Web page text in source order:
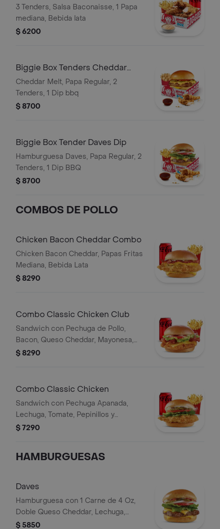
3 Tenders, Salsa Baconaisse, 1 Papa
mediana, Bebida lata
$ 6200
Biggie Box Tenders Cheddar
Melt
Cheddar Melt, Papa Regular, 2
Tenders, 1 Dip bbq
$ 8700
Biggie Box Tender Daves Dip
Hamburguesa Daves, Papa Regular, 2
Tenders, 1 Dip BBQ
$ 8700
COMBOS DE POLLO
Chicken Bacon Cheddar Combo
Chicken Bacon Cheddar, Papas Fritas
Mediana, Bebida Lata
$ 8290
Combo Classic Chicken Club
Sandwich con Pechuga de Pollo,
Bacon, Queso Cheddar, Mayonesa,
Lechuga, Tomates, Papas Fritas
$ 8290
Combo Classic Chicken
Sandwich con Pechuga Apanada,
Lechuga, Tomate, Pepinillos y
Mayonesa, Papas Fritas Mediana,
$ 7290
HAMBURGUESAS
Daves
Hamburguesa con 1 Carne de 4 Oz,
Doble Queso Cheddar, Lechuga,
Tomate, Pepinillos, Cebolla, Mayonesa,
$ 5850